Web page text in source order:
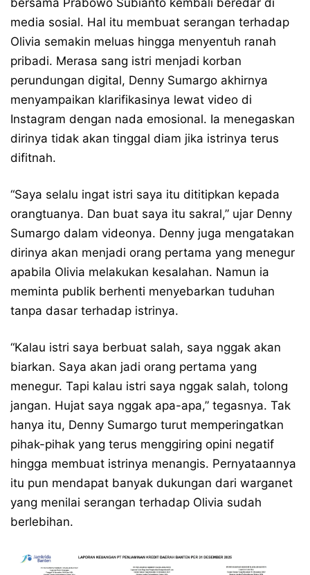
bersama Prabowo Subianto kembali beredar di
media sosial. Hal itu membuat serangan terhadap
Olivia semakin meluas hingga menyentuh ranah
pribadi. Merasa sang istri menjadi korban
perundungan digital, Denny Sumargo akhirnya
menyampaikan klarifikasinya lewat video di
Instagram dengan nada emosional. Ia menegaskan
dirinya tidak akan tinggal diam jika istrinya terus
difitnah.
“Saya selalu ingat istri saya itu dititipkan kepada
orangtuanya. Dan buat saya itu sakral,” ujar Denny
Sumargo dalam videonya. Denny juga mengatakan
dirinya akan menjadi orang pertama yang menegur
apabila Olivia melakukan kesalahan. Namun ia
meminta publik berhenti menyebarkan tuduhan
tanpa dasar terhadap istrinya.
“Kalau istri saya berbuat salah, saya nggak akan
biarkan. Saya akan jadi orang pertama yang
menegur. Tapi kalau istri saya nggak salah, tolong
jangan. Hujat saya nggak apa-apa,” tegasnya. Tak
hanya itu, Denny Sumargo turut memperingatkan
pihak-pihak yang terus menggiring opini negatif
hingga membuat istrinya menangis. Pernyataannya
itu pun mendapat banyak dukungan dari warganet
yang menilai serangan terhadap Olivia sudah
berlebihan.